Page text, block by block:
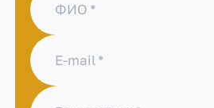
ФИО
E-mail